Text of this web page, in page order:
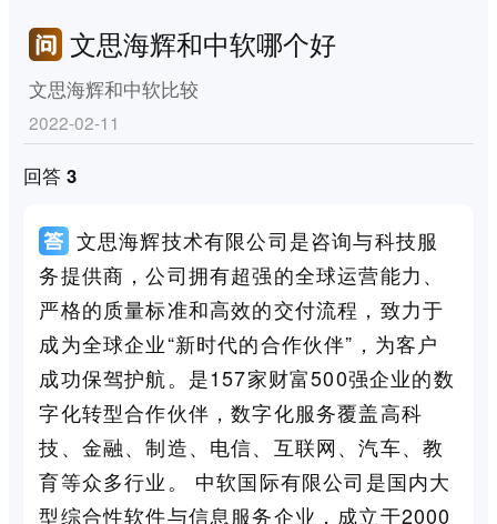
文思海辉和中软哪个好
文思海辉和中软比较
2022-02-11
回答 3
文思海辉技术有限公司是咨询与科技服
务提供商，公司拥有超强的全球运营能力、
严格的质量标准和高效的交付流程，致力于
成为全球企业“新时代的合作伙伴”，为客户
成功保驾护航。是157家财富500强企业的数
字化转型合作伙伴，数字化服务覆盖高科
技、金融、制造、电信、互联网、汽车、教
育等众多行业。 中软国际有限公司是国内大
型综合性软件与信息服务企业，成立于2000